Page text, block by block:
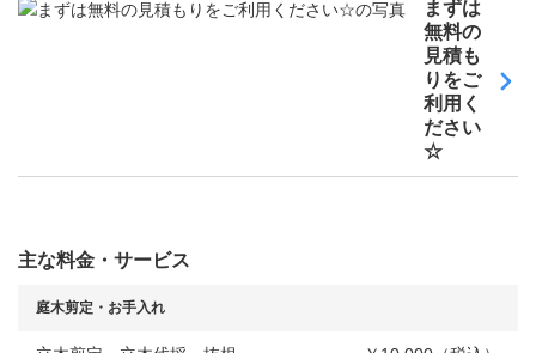
まずは
無料の
見積も
りをご
利用く
ださい
☆
主な料金・サービス
庭木剪定・お手入れ